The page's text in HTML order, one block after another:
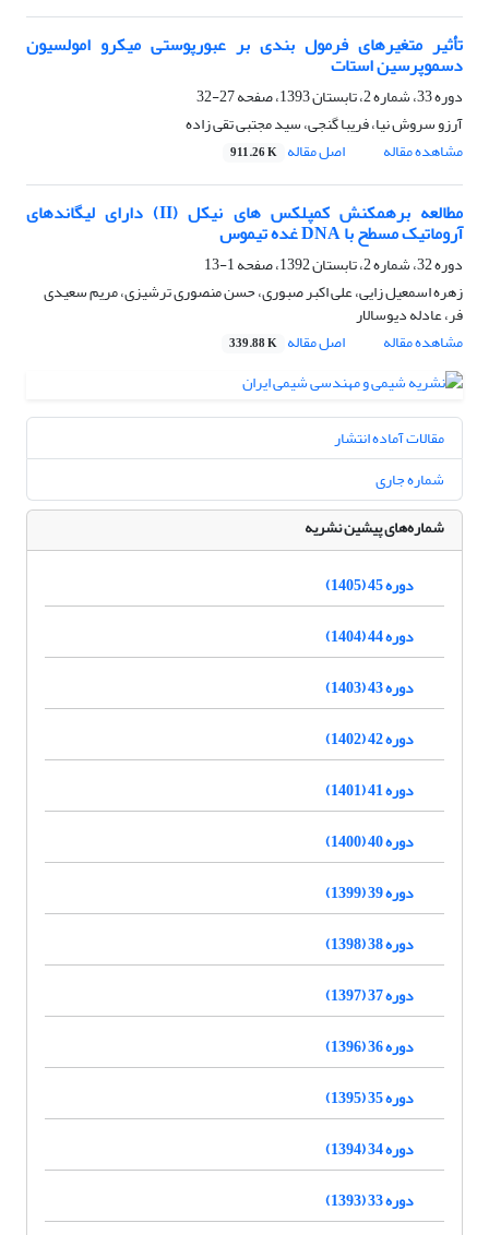
تأثیر متغیرهای فرمول بندی بر عبورپوستی میکرو امولسیون
دسموپرسین استات
دوره 33، شماره 2، تابستان 1393، صفحه
27-32
آرزو سروش نیا، فریبا گنجی، سید مجتبی تقی زاده
مشاهده مقاله
اصل مقاله 911.26 K
مطالعه برهمکنش کمپلکس های نیکل (II) دارای لیگاندهای
آروماتیک مسطح با DNA غده تیموس
دوره 32، شماره 2، تابستان 1392، صفحه
1-13
زهره اسمعیل زایی، علی اکبر صبوری، حسن منصوری ترشیزی، مریم سعیدی
فر، عادله دیوسالار
مشاهده مقاله
اصل مقاله 339.88 K
مقالات آماده انتشار
شماره جاری
شماره‌های پیشین نشریه
دوره 45 (1405)
دوره 44 (1404)
دوره 43 (1403)
دوره 42 (1402)
دوره 41 (1401)
دوره 40 (1400)
دوره 39 (1399)
دوره 38 (1398)
دوره 37 (1397)
دوره 36 (1396)
دوره 35 (1395)
دوره 34 (1394)
دوره 33 (1393)